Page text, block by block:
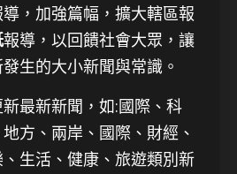
，加強篇幅，擴大轄區報
報導，以回饋社會大眾，讓
生的大小新聞與常識。
最新新聞 ，如:國際、科
方、兩岸、國際、財經、
生活、健康、旅遊類別新